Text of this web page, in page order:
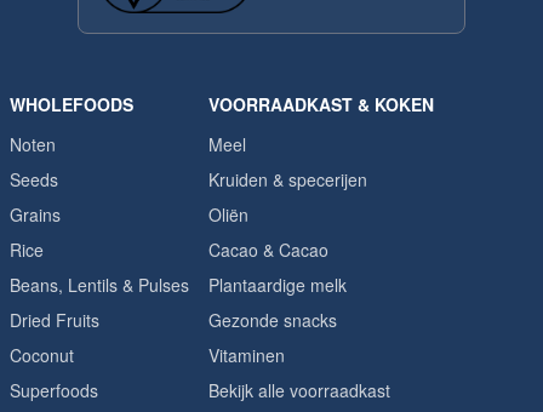
WHOLEFOODS
Noten
Seeds
Grains
Rice
Beans, Lentils & Pulses
Dried Fruits
Coconut
Superfoods
VOORRAADKAST & KOKEN
Meel
Kruiden & specerijen
Oliën
Cacao & Cacao
Plantaardige melk
Gezonde snacks
Vitaminen
Bekijk alle voorraadkast